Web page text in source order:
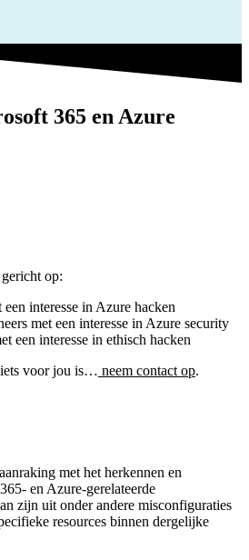
365 en Azure
op:
interesse in Azure hacken
met een interesse in Azure security
een interesse in ethisch hacken
voor jou is… neem contact op.
met het herkennen en
en Azure-gerelateerde
zijn uit onder andere misconfiguraties
resources binnen dergelijke